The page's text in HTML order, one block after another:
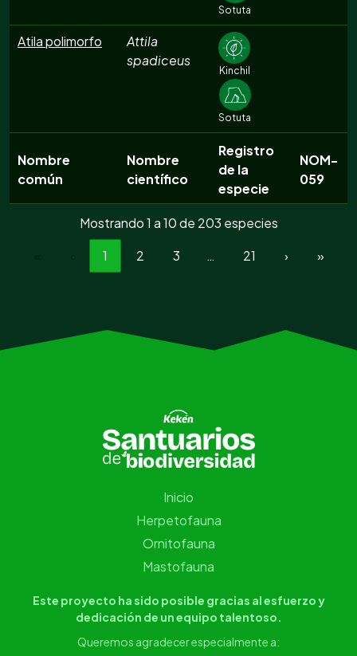
Sotuta
Atila polimorfo
Attila
spadiceus
Kinchil
Sotuta
Nombre
común
Nombre
científico
Registro
de la
especie
NOM-
059
Mostrando 1 a 10 de 203 especies
1 2 3 … 21 › »
Inicio
Herpetofauna
Ornitofauna
Mastofauna
Este proyecto ha sido posible gracias al esfuerzo y
dedicación de un equipo talentoso.
Queremos agradecer especialmente a: